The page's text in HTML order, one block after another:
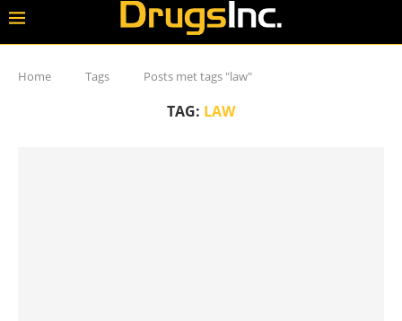
Home Tags Posts met tags "law"
TAG: LAW